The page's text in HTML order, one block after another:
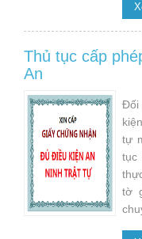
Thủ tục cấp
An
Đối
tự
tục
tờ